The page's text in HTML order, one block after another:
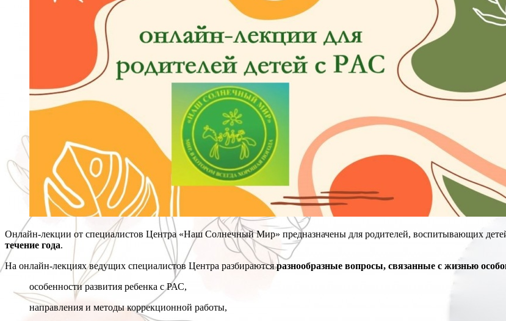
Онлайн-лекции от специалистов Центра «Наш Солнечный Мир» предназначены для родителей, воспитывающих
течение года.
На онлайн-лекциях ведущих специалистов Центра разбираютсяразнообразные вопросы, связанные с жизнью
особенности развития ребенка с РАС,
направления и методы коррекционной работы,